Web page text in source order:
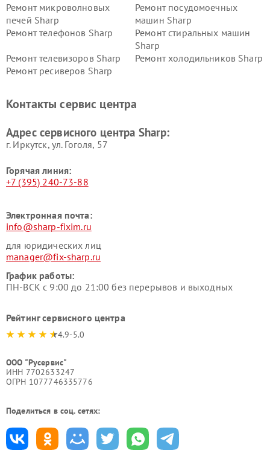
Ремонт микроволновых
печей Sharp
Ремонт посудомоечных
машин Sharp
Ремонт телефонов Sharp
Ремонт стиральных машин
Sharp
Ремонт телевизоров Sharp
Ремонт холодильников Sharp
Ремонт ресиверов Sharp
Контакты сервис центра
Адрес сервисного центра Sharp:
г. Иркутск, ул. ​Гоголя, 57
Горячая линия:
+7 (395) 240-73-88
Электронная почта:
info@sharp-fixim.ru
для юридических лиц
manager@fix-sharp.ru
График работы:
ПН-ВСК с 9:00 до 21:00 без перерывов и выходных
Рейтинг сервисного центра
4.9-5.0
ООО "Русервис"
ИНН 7702633247
ОГРН 1077746335776
Поделиться в соц. сетях: